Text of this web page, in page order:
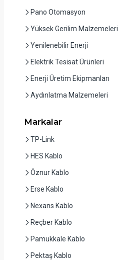
Pano Otomasyon
Yüksek Gerilim Malzemeleri
Yenilenebilir Enerji
Elektrik Tesisat Ürünleri
Enerji Üretim Ekipmanları
Aydınlatma Malzemeleri
Markalar
TP-Link
HES Kablo
Öznur Kablo
Erse Kablo
Nexans Kablo
Reçber Kablo
Pamukkale Kablo
Pektaş Kablo